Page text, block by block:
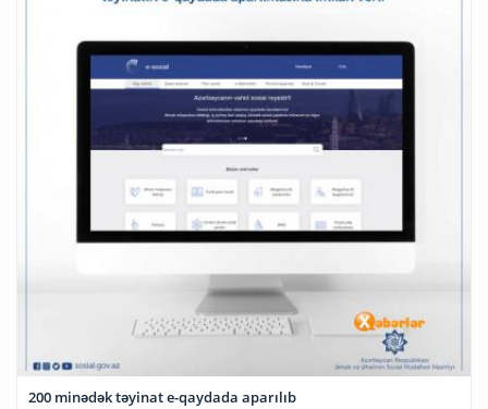
200 minədək təyinat e-qaydada aparılıb